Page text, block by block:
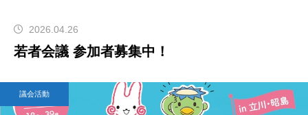
2026.04.26
若者会議 参加者募集中！
議会活動